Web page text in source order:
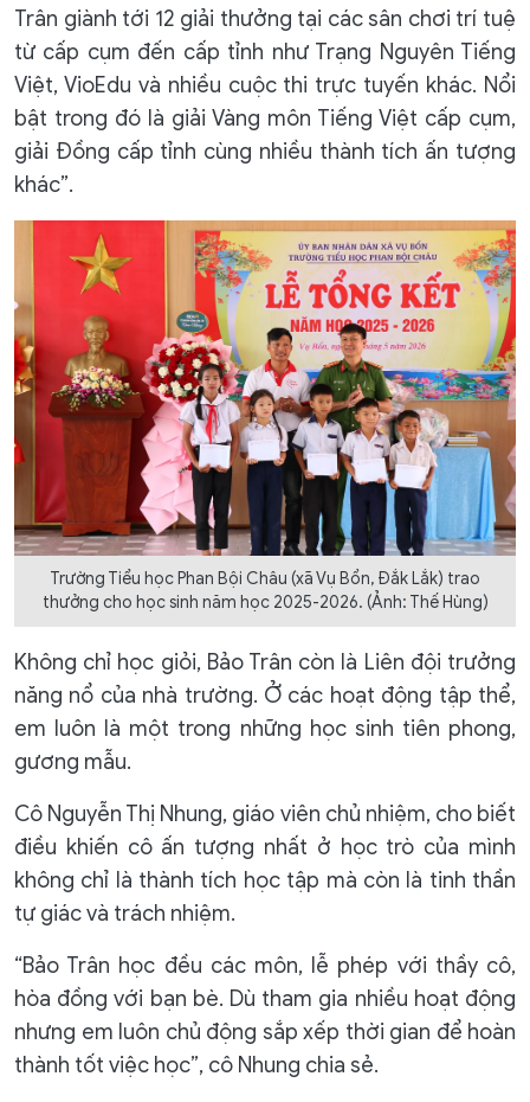
Trân giành tới 12 giải thưởng tại các sân chơi trí tuệ
từ cấp cụm đến cấp tỉnh như Trạng Nguyên Tiếng
Việt, VioEdu và nhiều cuộc thi trực tuyến khác. Nổi
bật trong đó là giải Vàng môn Tiếng Việt cấp cụm,
giải Đồng cấp tỉnh cùng nhiều thành tích ấn tượng
khác”.
Trường Tiểu học Phan Bội Châu (xã Vụ Bổn, Đắk Lắk) trao
thưởng cho học sinh năm học 2025-2026. (Ảnh: Thế Hùng)
Không chỉ học giỏi, Bảo Trân còn là Liên đội trưởng
năng nổ của nhà trường. Ở các hoạt động tập thể,
em luôn là một trong những học sinh tiên phong,
gương mẫu.
Cô Nguyễn Thị Nhung, giáo viên chủ nhiệm, cho biết
điều khiến cô ấn tượng nhất ở học trò của mình
không chỉ là thành tích học tập mà còn là tinh thần
tự giác và trách nhiệm.
“Bảo Trân học đều các môn, lễ phép với thầy cô,
hòa đồng với bạn bè. Dù tham gia nhiều hoạt động
nhưng em luôn chủ động sắp xếp thời gian để hoàn
thành tốt việc học”, cô Nhung chia sẻ.